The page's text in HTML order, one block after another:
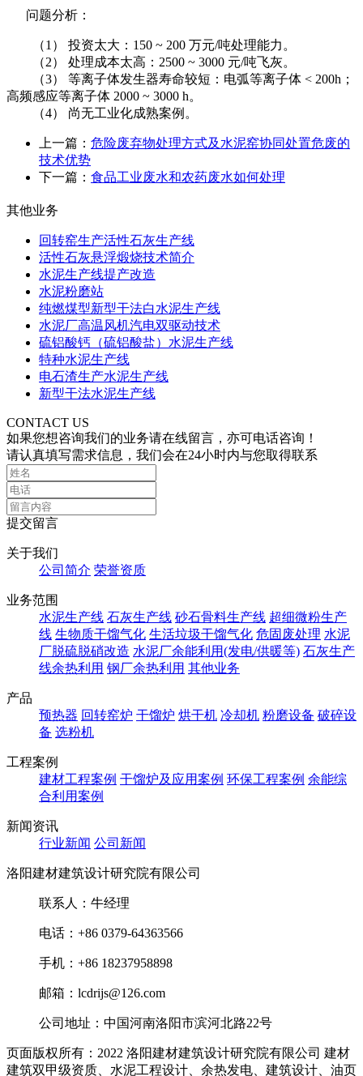
问题分析：
（1） 投资太大：150 ~ 200 万元/吨处理能力。
（2） 处理成本太高：2500 ~ 3000 元/吨飞灰。
（3） 等离子体发生器寿命较短：电弧等离子体 < 200h；
高频感应等离子体 2000 ~ 3000 h。
（4） 尚无工业化成熟案例。
上一篇： 危险废弃物处理方式及水泥窑协同处置危废的
技术优势
下一篇： 食品工业废水和农药废水如何处理
其他业务
回转窑生产活性石灰生产线
活性石灰悬浮煅烧技术简介
水泥生产线提产改造
水泥粉磨站
纯燃煤型新型干法白水泥生产线
水泥厂高温风机汽电双驱动技术
硫铝酸钙（硫铝酸盐）水泥生产线
特种水泥生产线
电石渣生产水泥生产线
新型干法水泥生产线
CONTACT US
如果您想咨询我们的业务请在线留言，亦可电话咨询！
请认真填写需求信息，我们会在24小时内与您取得联系
提交留言
关于我们
公司简介 荣誉资质
业务范围
水泥生产线 石灰生产线 砂石骨料生产线 超细微粉生产
线 生物质干馏气化 生活垃圾干馏气化 危固废处理 水泥
厂脱硫脱硝改造 水泥厂余能利用(发电/供暖等) 石灰生产
线余热利用 钢厂余热利用 其他业务
产品
预热器 回转窑炉 干馏炉 烘干机 冷却机 粉磨设备 破碎设
备 选粉机
工程案例
建材工程案例 干馏炉及应用案例 环保工程案例 余能综
合利用案例
新闻资讯
行业新闻 公司新闻
洛阳建材建筑设计研究院有限公司
联系人：牛经理
电话：+86 0379-64363566
手机：+86 18237958898
邮箱：lcdrijs@126.com
公司地址：中国河南洛阳市滨河北路22号
页面版权所有：2022 洛阳建材建筑设计研究院有限公司 建材
建筑双甲级资质、水泥工程设计、余热发电、建筑设计、油页